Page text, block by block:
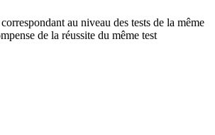
au niveau des tests de la même
de la réussite du même test